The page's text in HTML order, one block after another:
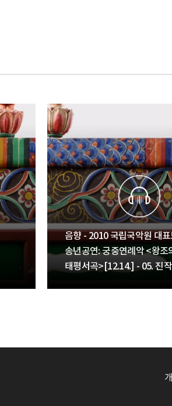
음향 - 2010 국립국악원 대
송년공연: 궁중연례악 <왕조
태평서곡>[12.14.] - 05. 진